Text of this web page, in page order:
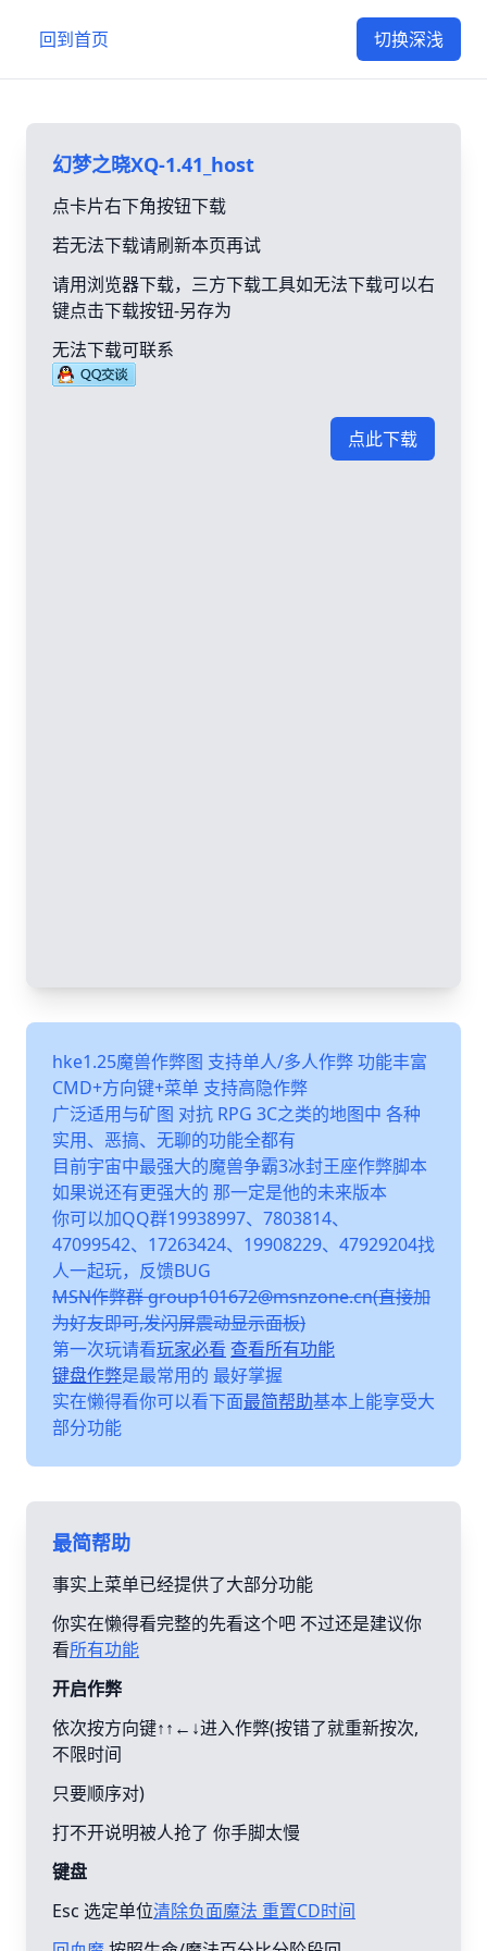
回到首页 切换深浅
幻梦之晓XQ-1.41_host
点卡片右下角按钮下载
若无法下载请刷新本页再试
请用浏览器下载，三方下载工具如无法下载可以右
键点击下载按钮-另存为
无法下载可联系
点此下载
hke1.25魔兽作弊图 支持单人/多人作弊 功能丰富
CMD+方向键+菜单 支持高隐作弊
广泛适用与矿图 对抗 RPG 3C之类的地图中 各种
实用、恶搞、无聊的功能全都有
目前宇宙中最强大的魔兽争霸3冰封王座作弊脚本
如果说还有更强大的 那一定是他的未来版本
你可以加QQ群19938997、7803814、
47099542、17263424、19908229、47929204找
人一起玩，反馈BUG
MSN作弊群 group101672@msnzone.cn(直接加
为好友即可,发闪屏震动显示面板)
第一次玩请看玩家必看 查看所有功能
键盘作弊是最常用的 最好掌握
实在懒得看你可以看下面最简帮助基本上能享受大
部分功能
最简帮助
事实上菜单已经提供了大部分功能
你实在懒得看完整的先看这个吧 不过还是建议你
看所有功能
开启作弊
依次按方向键↑↑←↓进入作弊(按错了就重新按次,
不限时间
只要顺序对)
打不开说明被人抢了 你手脚太慢
键盘
Esc 选定单位清除负面魔法 重置CD时间